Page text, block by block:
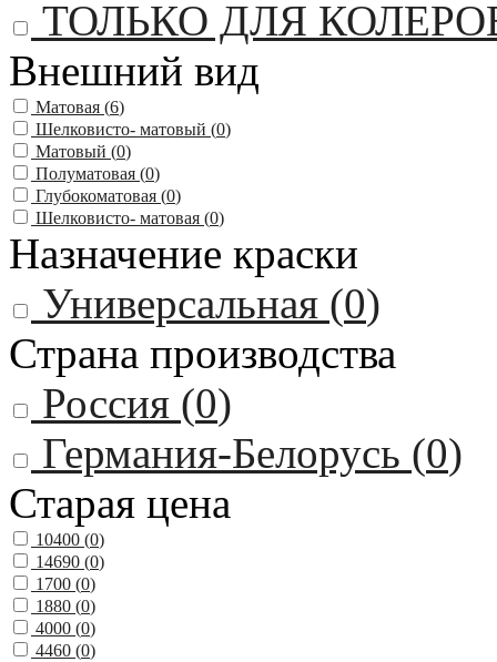
ТОЛЬКО ДЛЯ
Внешний вид
Матовая (6)
Шелковисто- матовый (0)
Матовый (0)
Полуматовая (0)
Глубокоматовая (0)
Шелковисто- матовая (0)
Назначение краски
Универсальная (0)
Страна производства
Россия (0)
Германия-Белорусь (0)
Старая цена
10400 (0)
14690 (0)
1700 (0)
1880 (0)
4000 (0)
4460 (0)